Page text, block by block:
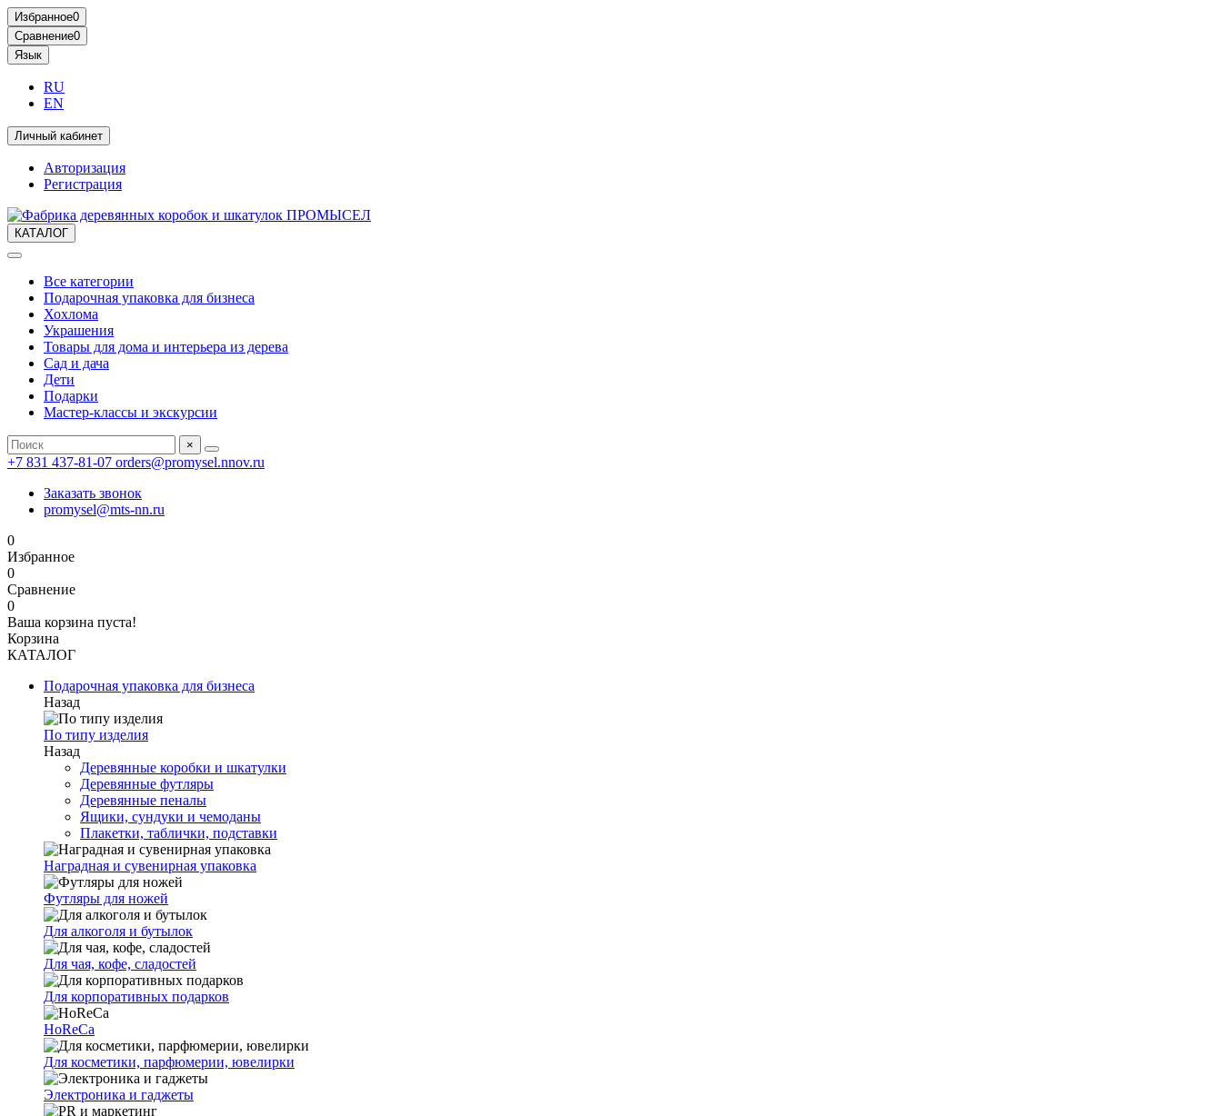
Избранное0
Сравнение0
Язык
RU
EN
Личный кабинет
Авторизация
Регистрация
КАТАЛОГ
Все категории
Подарочная упаковка для бизнеса
Хохлома
Украшения
Товары для дома и интерьера из дерева
Сад и дача
Дети
Подарки
Мастер-классы и экскурсии
×
+7 831 437-81-07 orders@promysel.nnov.ru
Заказать звонок
promysel@mts-nn.ru
0
Избранное
0
Сравнение
0
Ваша корзина пуста!
Корзина
КАТАЛОГ
Подарочная упаковка для бизнеса
Назад
По типу изделия
Назад
Деревянные коробки и шкатулки
Деревянные футляры
Деревянные пеналы
Ящики, сундуки и чемоданы
Плакетки, таблички, подставки
Наградная и сувенирная упаковка
Футляры для ножей
Для алкоголя и бутылок
Для чая, кофе, сладостей
Для корпоративных подарков
HoReCa
Для косметики, парфюмерии, ювелирки
Электроника и гаджеты